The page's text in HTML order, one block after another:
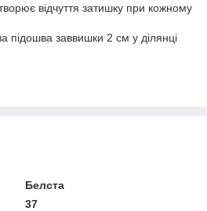
відчуття затишку при кожному
підошва заввишки 2 см у ділянці
Белста
37